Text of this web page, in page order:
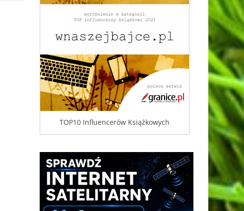
TOP10 Influencerów Książkowych